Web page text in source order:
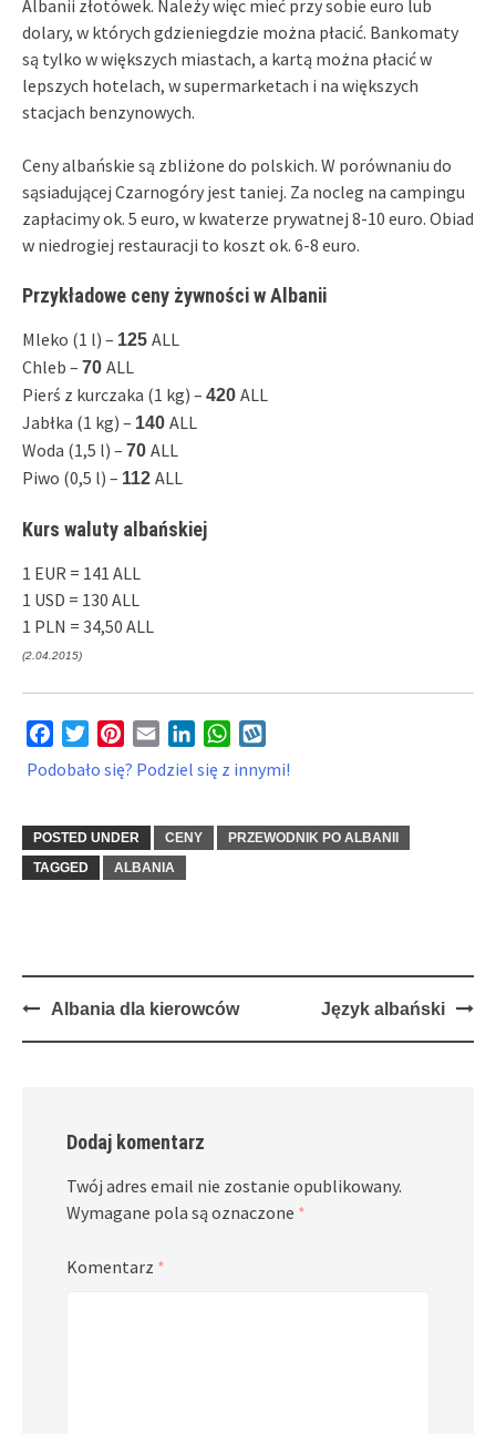
Albanii złotówek. Należy więc mieć przy sobie euro lub
dolary, w których gdzieniegdzie można płacić. Bankomaty
są tylko w większych miastach, a kartą można płacić w
lepszych hotelach, w supermarketach i na większych
stacjach benzynowych.
Ceny albańskie są zbliżone do polskich. W porównaniu do
sąsiadującej Czarnogóry jest taniej. Za nocleg na campingu
zapłacimy ok. 5 euro, w kwaterze prywatnej 8-10 euro. Obiad
w niedrogiej restauracji to koszt ok. 6-8 euro.
Przykładowe ceny żywności w Albanii
Mleko (1 l) – 125 ALL
Chleb – 70 ALL
Pierś z kurczaka (1 kg) – 420 ALL
Jabłka (1 kg) – 140 ALL
Woda (1,5 l) – 70 ALL
Piwo (0,5 l) – 112 ALL
Kurs waluty albańskiej
1 EUR = 141 ALL
1 USD = 130 ALL
1 PLN = 34,50 ALL
(2.04.2015)
FacebookTwitterPinterest
Email LinkedInWhatsApp
Podobało się? Podziel się z innymi!
POSTED UNDER CENY
PRZEWODNIK PO ALBANII
TAGGED
ALBANIA
PostAlbania dla kierowców Język albański
Dodaj komentarz
Twój adres email nie zostanie opublikowany.
Wymagane pola są oznaczone *
Komentarz *